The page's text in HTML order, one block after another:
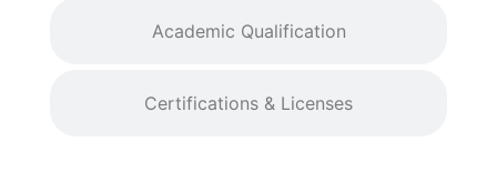
Academic Qualification
Certifications & Licenses